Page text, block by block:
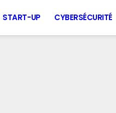
START-UP CYBERSÉCURITÉ